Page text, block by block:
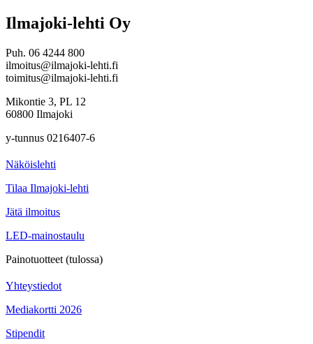
Ilmajoki-lehti Oy
Puh. 06 4244 800
ilmoitus@ilmajoki-lehti.fi
toimitus@ilmajoki-lehti.fi
Mikontie 3, PL 12
60800 Ilmajoki
y-tunnus 0216407-6
Näköislehti
Tilaa Ilmajoki-lehti
Jätä ilmoitus
LED-mainostaulu
Painotuotteet (tulossa)
Yhteystiedot
Mediakortti 2026
Stipendit